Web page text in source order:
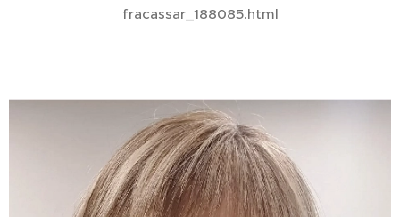
fracassar_188085.html